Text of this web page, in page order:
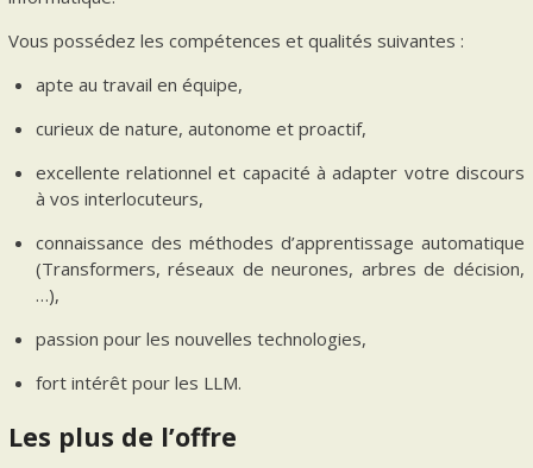
Vous possédez les compétences et qualités suivantes :
apte au travail en équipe,
curieux de nature, autonome et proactif,
excellente relationnel et capacité à adapter votre discours
à vos interlocuteurs,
connaissance des méthodes d’apprentissage automatique
(Transformers, réseaux de neurones, arbres de décision,
…),
passion pour les nouvelles technologies,
fort intérêt pour les LLM.
Les plus de l’offre